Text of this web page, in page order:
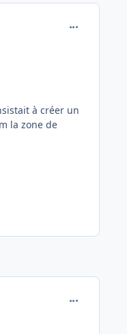
à créer un
la zone de